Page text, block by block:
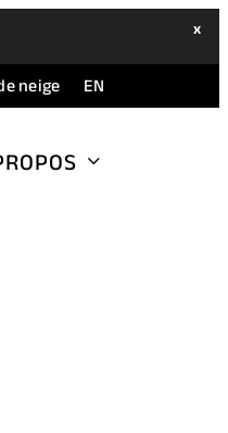
xhide
neige(opens
in
new
EN